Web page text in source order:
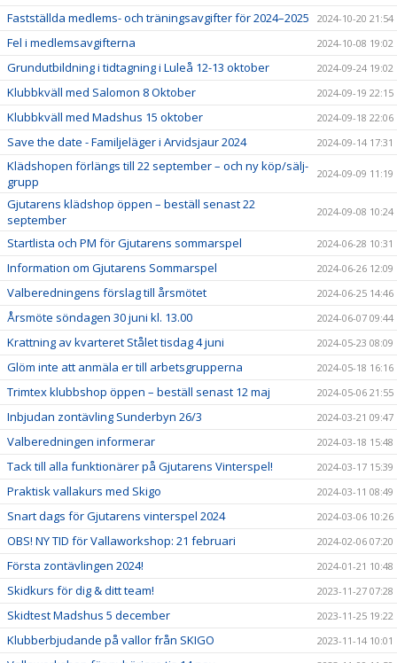
Fastställda medlems- och träningsavgifter för 2024–2025
2024-10-20 21:54
Fel i medlemsavgifterna 2024-10-08 19:02
Grundutbildning i tidtagning i Luleå 12-13 oktober 2024-09-24 19:02
Klubbkväll med Salomon 8 Oktober 2024-09-19 22:15
Klubbkväll med Madshus 15 oktober 2024-09-18 22:06
Save the date - Familjeläger i Arvidsjaur 2024 2024-09-14 17:31
Klädshopen förlängs till 22 september – och ny köp/sälj-
grupp
2024-09-09 11:19
Gjutarens klädshop öppen – beställ senast 22
september
2024-09-08 10:24
Startlista och PM för Gjutarens sommarspel 2024-06-28 10:31
Information om Gjutarens Sommarspel 2024-06-26 12:09
Valberedningens förslag till årsmötet 2024-06-25 14:46
Årsmöte söndagen 30 juni kl. 13.00 2024-06-07 09:44
Krattning av kvarteret Stålet tisdag 4 juni 2024-05-23 08:09
Glöm inte att anmäla er till arbetsgrupperna 2024-05-18 16:16
Trimtex klubbshop öppen – beställ senast 12 maj 2024-05-06 21:55
Inbjudan zontävling Sunderbyn 26/3 2024-03-21 09:47
Valberedningen informerar 2024-03-18 15:48
Tack till alla funktionärer på Gjutarens Vinterspel! 2024-03-17 15:39
Praktisk vallakurs med Skigo 2024-03-11 08:49
Snart dags för Gjutarens vinterspel 2024 2024-03-06 10:26
OBS! NY TID för Vallaworkshop: 21 februari 2024-02-06 07:20
Första zontävlingen 2024! 2024-01-21 10:48
Skidkurs för dig & ditt team! 2023-11-27 07:28
Skidtest Madshus 5 december 2023-11-25 19:22
Klubberbjudande på vallor från SKIGO 2023-11-14 10:01